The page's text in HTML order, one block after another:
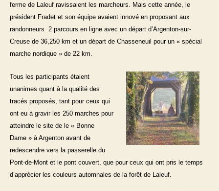
ferme de Laleuf ravissaient les marcheurs. Mais cette année, le
président Fradet et son équipe avaient innové en proposant aux
randonneurs 2 parcours en ligne avec un départ d’Argenton-sur-
Creuse de 36,250 km et un départ de Chasseneuil pour un « spécial
marche nordique » de 22 km.
Tous les participants étaient
unanimes quant à la qualité des
tracés proposés, tant pour ceux qui
ont eu à gravir les 250 marches pour
atteindre le site de le « Bonne
Dame » à Argenton avant de
redescendre vers la passerelle du
Pont-de-Mont et le pont couvert, que pour ceux qui ont pris le temps
d’apprécier les couleurs automnales de la forêt de Laleuf.